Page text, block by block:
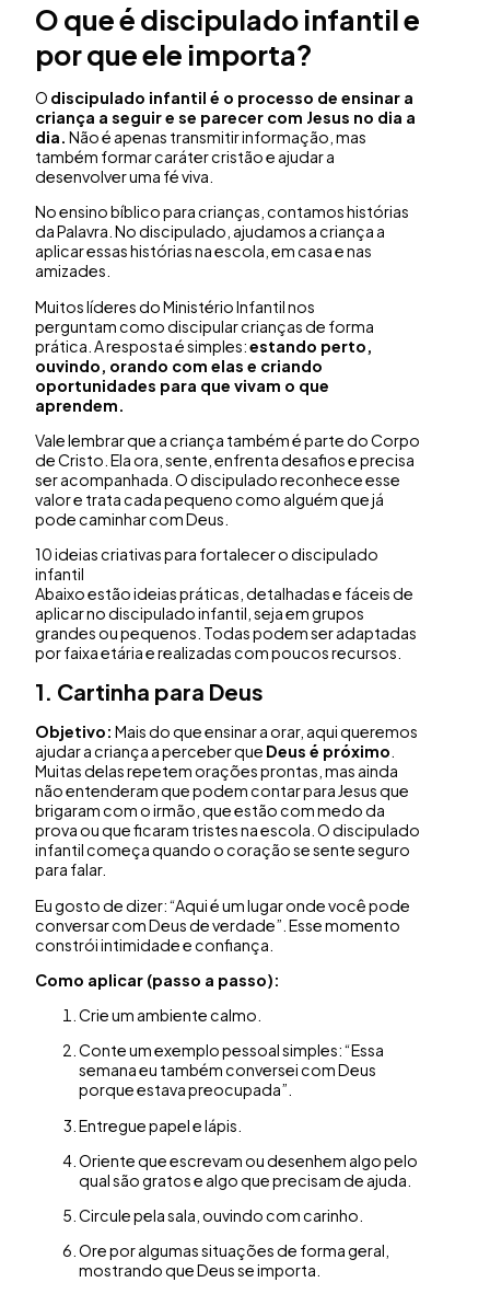
O que édiscipulado infantile
por que ele importa?
O discipulado infantil é o processo de ensinar a
criança a seguir e se parecer com Jesus no dia a
dia. Não é apenas transmitir informação, mas
também formar caráter cristão e ajudar a
desenvolver uma fé viva.
No ensino bíblico para crianças, contamos histórias
da Palavra. No discipulado, ajudamos a criança a
aplicar essas histórias na escola, em casa e nas
amizades.
Muitos líderes do Ministério Infantil nos
perguntam como discipular crianças de forma
prática. A resposta é simples:estando perto,
ouvindo, orando com elas e criando
oportunidades para que vivam o que
aprendem.
Vale lembrar que a criança também é parte do Corpo
de Cristo. Ela ora, sente, enfrenta desafios e precisa
ser acompanhada. O discipulado reconhece esse
valor e trata cada pequeno como alguém que já
pode caminhar com Deus.
10 ideias criativas para fortalecer o discipulado
infantil
Abaixo estão ideias práticas, detalhadas e fáceis de
aplicar no discipulado infantil, seja em grupos
grandes ou pequenos. Todas podem ser adaptadas
por faixa etária e realizadas com poucos recursos.
1. Cartinha para Deus
Objetivo: Mais do que ensinar a orar, aqui queremos
ajudar a criança a perceber que Deus é próximo
Muitas delas repetem orações prontas, mas ainda
não entenderam que podem contar para Jesus que
brigaram com o irmão, que estão com medo da
prova ou que ficaram tristes na escola. O discipulado
infantil começa quando o coração se sente seguro
para falar.
Eu gosto de dizer: “Aqui é um lugar onde você pode
conversar com Deus de verdade”. Esse momento
constrói intimidade e confiança.
Como aplicar (passo a passo):
Crie um ambiente calmo.
Conte um exemplo pessoal simples: “Essa
semana eu também conversei com Deus
porque estava preocupada”.
Entregue papel e lápis.
Oriente que escrevam ou desenhem algo pelo
qual são gratos e algo que precisam de ajuda.
Circule pela sala, ouvindo com carinho.
Ore por algumas situações de forma geral,
mostrando que Deus se importa.